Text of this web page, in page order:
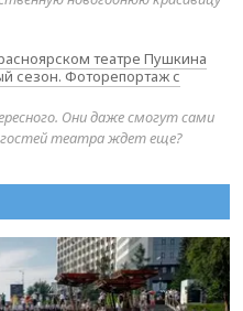
театре Пушкина
сезон. Фоторепортаж с
Они даже смогут сами
театра ждет еще?